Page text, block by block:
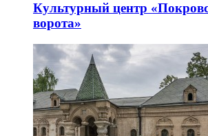
Культурный центр
ворота»